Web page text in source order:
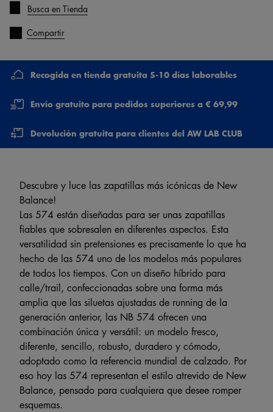
Busca en Tienda
Compartir
Recogida en tienda gratuita 5-10 días laborables
Envío gratuito para pedidos superiores a € 69,99
Devolución gratuita para clientes del AW LAB CLUB
Descubre y luce las zapatillas más icónicas de New
Balance!
Las 574 están diseñadas para ser unas zapatillas
fiables que sobresalen en diferentes aspectos. Esta
versatilidad sin pretensiones es precisamente lo que ha
hecho de las 574 uno de los modelos más populares
de todos los tiempos. Con un diseño híbrido para
calle/trail, confeccionadas sobre una forma más
amplia que las siluetas ajustadas de running de la
generación anterior, las NB 574 ofrecen una
combinación única y versátil: un modelo fresco,
diferente, sencillo, robusto, duradero y cómodo,
adoptado como la referencia mundial de calzado. Por
eso hoy las 574 representan el estilo atrevido de New
Balance, pensado para cualquiera que desee romper
esquemas.